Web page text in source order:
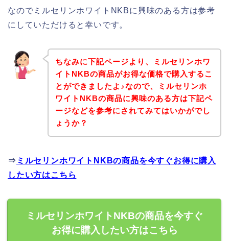
なのでミルセリンホワイトNKBに興味のある方は参考
にしていただけると幸いです。
ちなみに下記ページより、ミルセリンホワ
イトNKBの商品がお得な価格で購入するこ
とができましたよ♪なので、ミルセリンホ
ワイトNKBの商品に興味のある方は下記ペ
ージなどを参考にされてみてはいかがでし
ょうか？
⇒ ミルセリンホワイトNKBの商品を今すぐお得に購入
したい方はこちら
ミルセリンホワイトNKBの商品を今すぐ
お得に購入したい方はこちら